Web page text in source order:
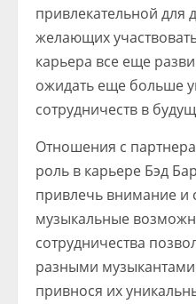
привлекательной для
желающих
карьера все еще
ожидать еще больше
сотрудничеств в
Отношения с
роль в карьере Бэд
привлечь внимание и
музыкальные
сотрудничества
разными
привнося их